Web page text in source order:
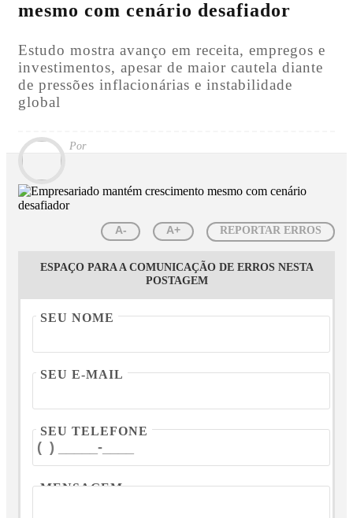
mesmo com cenário desafiador
Estudo mostra avanço em receita, empregos e
investimentos, apesar de maior cautela diante
de pressões inflacionárias e instabilidade
global
Por
A- A+ REPORTAR ERROS
ESPAÇO PARA A COMUNICAÇÃO DE ERROS NESTA
POSTAGEM
SEU NOME
SEU E-MAIL
SEU TELEFONE
MENSAGEM